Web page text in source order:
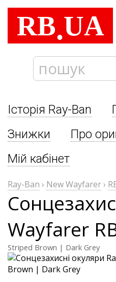
RB.UA
Історія Ray-Ban
Знижки
Про
Мій кабінет
Ray-Ban › New Wayfarer›
Wayfarer
Striped Brown | Dark Grey